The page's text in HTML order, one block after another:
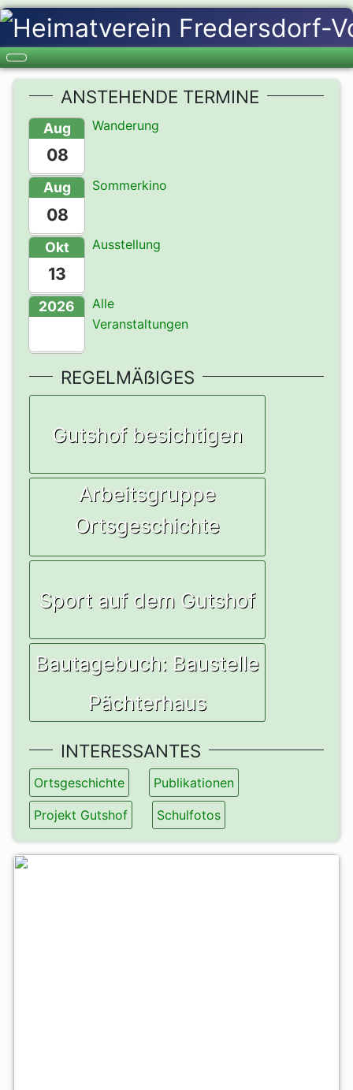
ANSTEHENDE TERMINE
Aug
08
Wanderung
Aug
08
Sommerkino
Okt
13
Ausstellung
2026
Alle
Veranstaltungen
REGELMÄẞIGES
Gutshof besichtigen
Arbeitsgruppe
Ortsgeschichte
Sport auf dem Gutshof
Bautagebuch: Baustelle
Pächterhaus
INTERESSANTES
Ortsgeschichte Publikationen
Projekt Gutshof Schulfotos